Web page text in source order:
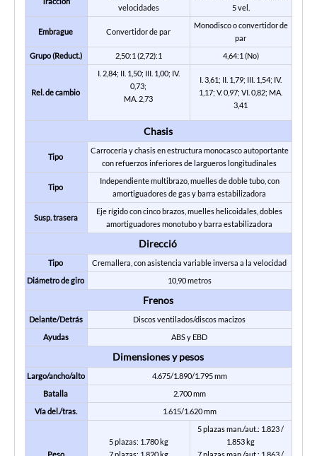
velocidades
5 vel.
Embrague Convertidor de par
Monodisco o convertidor de
par
Grupo (Reduct.)
2,50:1 (2,72):1 4,64:1 (No)
Rel. de cambio
I. 2,84; II. 1,50; III. 1,00; IV.
0,73;
MA. 2,73
I. 3,61; II. 1,79; III. 1,54; IV.
1,17; V. 0,97; VI. 0,82; MA.
3,41
Chasis
Tipo
Carrocería y chasis en estructura monocasco autoportante
con refuerzos inferiores de largueros longitudinales
Tipo
Independiente multibrazo, muelles de doble tubo, con
amortiguadores de gas y barra estabilizadora
Susp. trasera
Eje rígido con cinco brazos, muelles helicoidales, dobles
amortiguadores monotubo y barra estabilizadora
Direcció
Tipo
Cremallera, con asistencia variable inversa a la velocidad
Diámetro de giro
10,90 metros
Frenos
Delante/Detrás
Discos ventilados/discos macizos
Ayudas
ABS y EBD
Dimensiones y pesos
Largo/ancho/alto
4.675/1.890/1.795 mm
Batalla
2.700 mm
Vía del./tras.
1.615/1.620 mm
Peso
5 plazas: 1.780 kg
7 plazas: 1.820 kg
5 plazas man./aut.: 1.823 /
1.853 kg
7 plazas man./aut.: 1.863 /